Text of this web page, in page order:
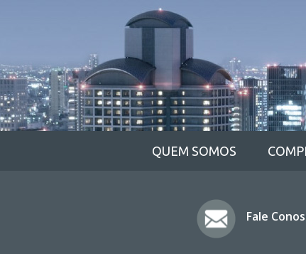
QUEM SOMOS
Fale